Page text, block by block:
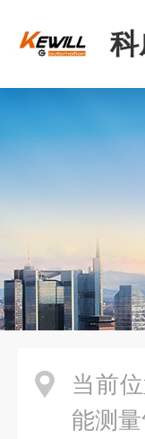
科
当前位
能测